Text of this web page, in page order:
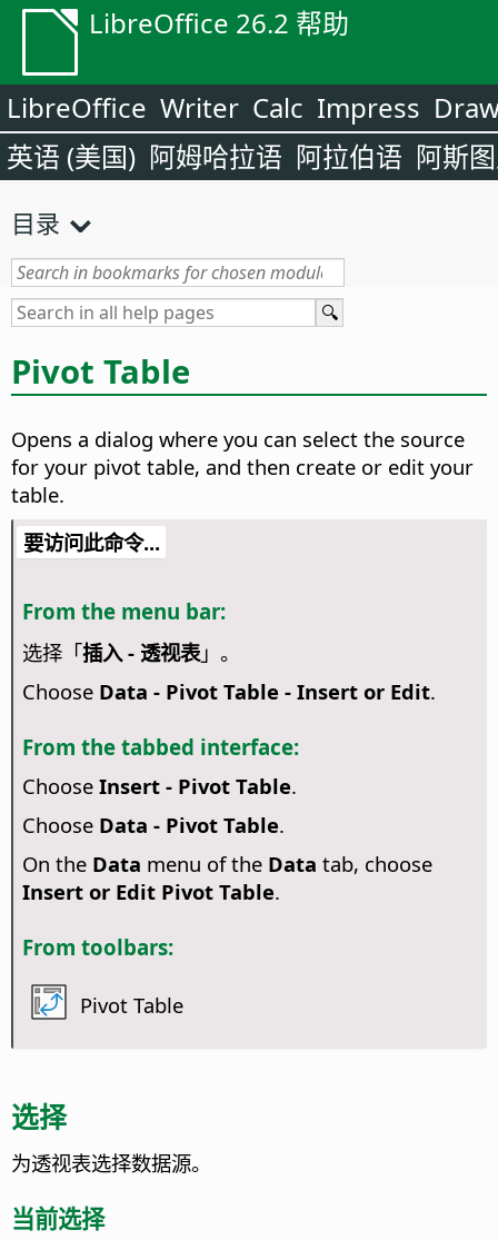
LibreOffice 26.2 帮助
LibreOffice Writer Calc Impress
英语 (美国) 阿姆哈拉语 阿拉伯语 阿斯
目录
Pivot Table
Opens a dialog where you can select the source
for your pivot table, and then create or edit your
table.
要访问此命令...
From the menu bar:
选择「插入 - 透视表」。
Choose Data - Pivot Table - Insert or Edit.
From the tabbed interface:
Choose Insert - Pivot Table.
Choose Data - Pivot Table.
On the Data menu of the Data tab, choose
Insert or Edit Pivot Table.
From toolbars:
Pivot Table
选择
为透视表选择数据源。
当前选择